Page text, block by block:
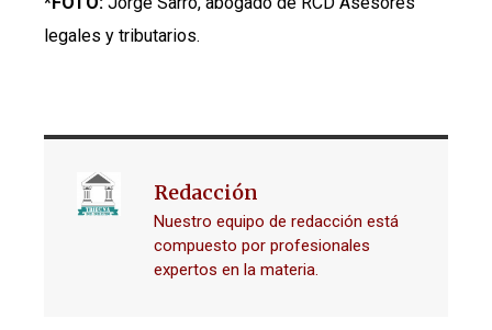
legales y tributarios.
Redacción
Nuestro equipo de redacción está
compuesto por profesionales
expertos en la materia.